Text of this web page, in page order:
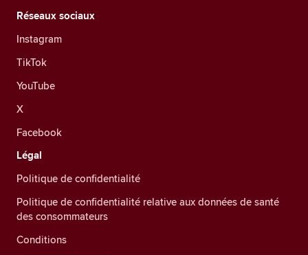
Réseaux sociaux
Instagram
TikTok
YouTube
X
Facebook
Légal
Politique de confidentialité
Politique de confidentialité relative aux données de santé
des consommateurs
Conditions